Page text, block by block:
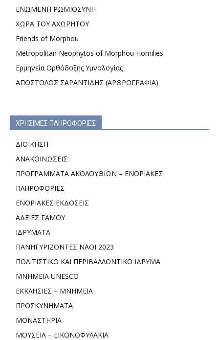
ΕΝΩΜΕΝΗ ΡΩΜΙΟΣΥΝΗ
ΧΩΡΑ ΤΟΥ ΑΧΩΡΗΤΟΥ
Friends of Morphou
Metropolitan Neophytos of Morphou Homilies
Ερμηνεία Ορθόδοξης Υμνολογίας
ΑΠΟΣΤΟΛΟΣ ΣΑΡΑΝΤΙΔΗΣ (ΑΡΘΡΟΓΡΑΦΙΑ)
ΧΡΗΣΙΜΕΣ ΠΛΗΡΟΦΟΡΙΕΣ
ΔΙΟΙΚΗΣΗ
ΑΝΑΚΟΙΝΩΣΕΙΣ
ΠΡΟΓΡΑΜΜΑΤΑ ΑΚΟΛΟΥΘΙΩΝ – ΕΝΟΡΙΑΚΕΣ
ΠΛΗΡΟΦΟΡΙΕΣ
ΕΝΟΡΙΑΚΕΣ ΕΚΔΟΣΕΙΣ
ΑΔΕΙΕΣ ΓΑΜΟΥ
ΙΔΡΥΜΑΤΑ
ΠΑΝΗΓΥΡΙΖΟΝΤΕΣ ΝΑΟΙ 2023
ΠΟΛΙΤΙΣΤΙΚΟ ΚΑΙ ΠΕΡΙΒΑΛΛΟΝΤΙΚΟ ΙΔΡΥΜΑ
ΜΝΗΜΕΙΑ UNESCO
ΕΚΚΛΗΣΙΕΣ – ΜΝΗΜΕΙΑ
ΠΡΟΣΚΥΝΗΜΑΤΑ
ΜΟΝΑΣΤΗΡΙΑ
ΜΟΥΣΕΙΑ – ΕΙΚΟΝΟΦΥΛΑΚΙΑ